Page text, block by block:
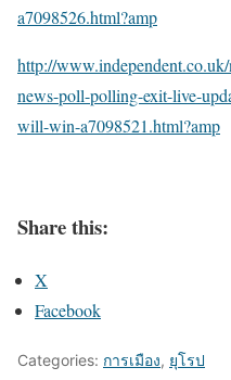
a7098526.html?amp
http://
news-poll-polling-exit-live-
will-win-a7098521.html?amp
Share this:
X
Facebook
Categories: การเมือง, ยุโรป